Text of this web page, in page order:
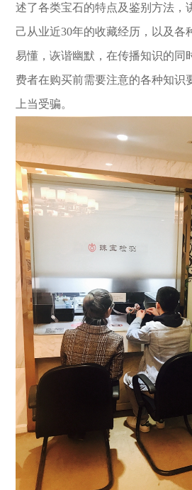
述了各类宝石的特点及鉴别方法，
己从业近30年的收藏经历，以及各
易懂，诙谐幽默，在传播知识的同
费者在购买前需要注意的各种知识
上当受骗。